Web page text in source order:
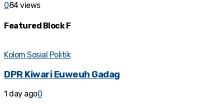
084 views
Featured Block F
Kolom Sosial Politik
DPR Kiwari Euweuh Gadag
1 day ago0